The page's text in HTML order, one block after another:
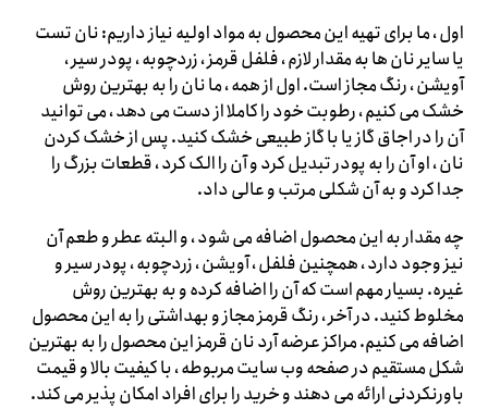
اول ، ما برای تهیه این محصول به مواد اولیه نیاز داریم: نان تست
یا سایر نان ها به مقدار لازم ، فلفل قرمز ، زردچوبه ، پودر سیر ،
آویشن ، رنگ مجاز است. اول از همه ، ما نان را به بهترین روش
خشک می کنیم ، رطوبت خود را کاملا از دست می دهد ، می توانید
آن را در اجاق گاز یا با گاز طبیعی خشک کنید. پس از خشک کردن
نان ، او آن را به پودر تبدیل کرد و آن را الک کرد ، قطعات بزرگ را
جدا کرد و به آن شکلی مرتب و عالی داد.
چه مقدار به این محصول اضافه می شود ، و البته عطر و طعم آن
نیز وجود دارد ، همچنین فلفل ، آویشن ، زردچوبه ، پودر سیر و
غیره. بسیار مهم است که آن را اضافه کرده و به بهترین روش
مخلوط کنید. در آخر ، رنگ قرمز مجاز و بهداشتی را به این محصول
اضافه می کنیم. مراکز عرضه آرد نان قرمز این محصول را به بهترین
شکل مستقیم در صفحه وب سایت مربوطه ، با کیفیت بالا و قیمت
باورنکردنی ارائه می دهند و خرید را برای افراد امکان پذیر می کند.